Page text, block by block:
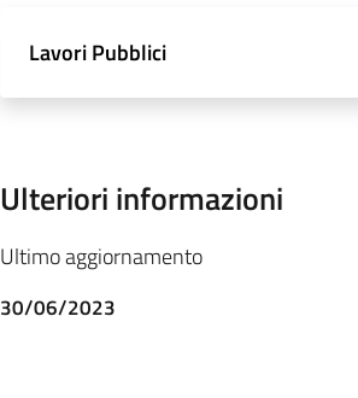
Lavori Pubblici
Ulteriori informazioni
Ultimo aggiornamento
30/06/2023